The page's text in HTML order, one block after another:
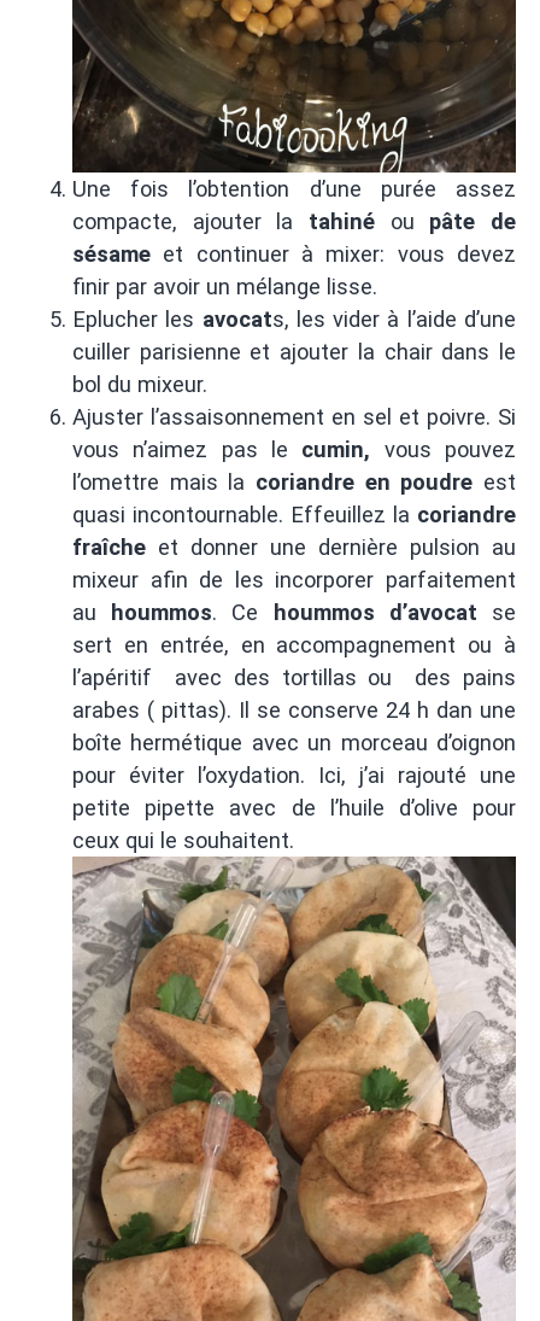
Une fois l’obtention d’une purée assez
compacte, ajouter la tahiné ou pâte de
sésame et continuer à mixer: vous devez
finir par avoir un mélange lisse.
Eplucher les avocats, les vider à l’aide d’une
cuiller parisienne et ajouter la chair dans le
bol du mixeur.
Ajuster l’assaisonnement en sel et poivre. Si
vous n’aimez pas le cumin, vous pouvez
l’omettre mais la coriandre en poudre est
quasi incontournable. Effeuillez la coriandre
fraîche et donner une dernière pulsion au
mixeur afin de les incorporer parfaitement
au
hoummos. Ce hoummos d’avocat se
sert en entrée, en accompagnement ou à
l’apéritif avec des tortillas ou des pains
arabes ( pittas). Il se conserve 24 h dan une
boîte hermétique avec un morceau d’oignon
pour éviter l’oxydation. Ici, j’ai rajouté une
petite pipette avec de l’huile d’olive pour
ceux qui le souhaitent.